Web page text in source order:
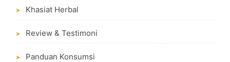
➤ Khasiat Herbal
➤ Review & Testimoni
➤ Panduan Konsumsi